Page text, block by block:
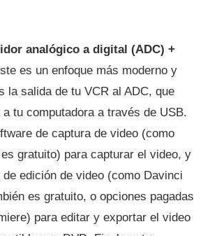
analógico a digital (ADC) +
es un enfoque más moderno y
la salida de tu VCR al ADC, que
tu computadora a través de USB.
de captura de video (como
gratuito) para capturar el video, y
edición de video (como Davinci
es gratuito, o opciones pagadas
para editar y exportar el video